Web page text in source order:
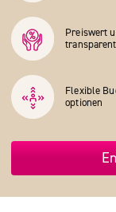
Preiswert
transparent
Flexible
optionen